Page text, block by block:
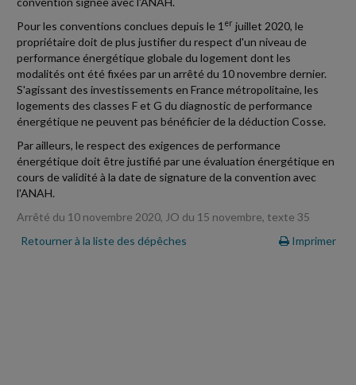
Pour les conventions conclues depuis le 1 er juillet 2020, le
propriétaire doit de plus justifier du respect d'un niveau de
performance énergétique globale du logement dont les
modalités ont été fixées par un arrêté du 10 novembre dernier.
S'agissant des investissements en France métropolitaine, les
logements des classes F et G du diagnostic de performance
énergétique ne peuvent pas bénéficier de la déduction Cosse.
Par ailleurs, le respect des exigences de performance
énergétique doit être justifié par une évaluation énergétique en
cours de validité à la date de signature de la convention avec
l'ANAH.
Arrêté du 10 novembre 2020, JO du 15 novembre, texte 35
Retourner à la liste des dépêches
Imprimer